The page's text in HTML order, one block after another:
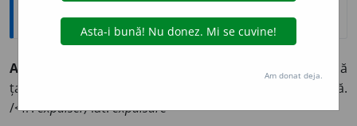
Explicative DEX
A EXPULZ
A obliga să părăsească
țara; a izgoni dintr-un stat. 2) A da afară; a forța să iasă.
/<fr.expulser,lat.expulsare
Am donat deja.